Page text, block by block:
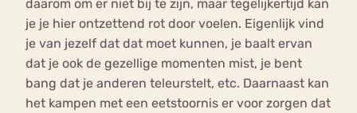
daarom om er niet bij te zijn, maar tegelijkertijd kan
je je hier ontzettend rot door voelen. Eigenlijk vind
je van jezelf dat dat moet kunnen, je baalt ervan
dat je ook de gezellige momenten mist, je bent
bang dat je anderen teleurstelt, etc. Daarnaast kan
het kampen met een eetstoornis er voor zorgen dat